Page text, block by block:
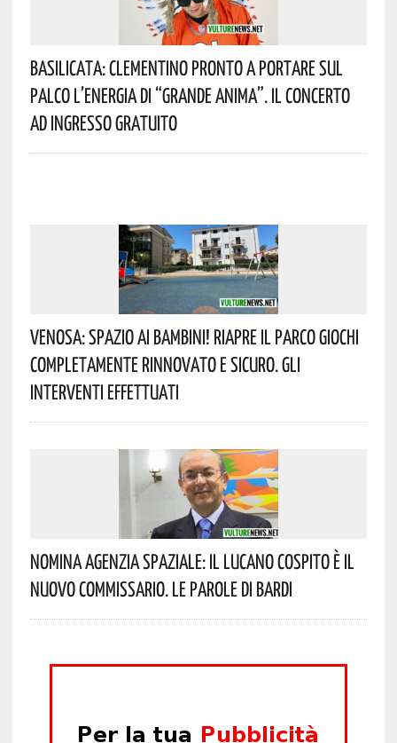
Basilicata: Clementino Pronto A Portare Sul
Palco L’energia Di “Grande Anima”. Il Concerto
Ad Ingresso Gratuito
Venosa: Spazio Ai Bambini! Riapre Il Parco Giochi
Completamente Rinnovato E Sicuro. Gli
Interventi Effettuati
Nomina Agenzia Spaziale: Il Lucano Cospito È Il
Nuovo Commissario. Le Parole Di Bardi